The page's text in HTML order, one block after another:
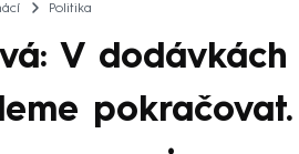
Politika
V